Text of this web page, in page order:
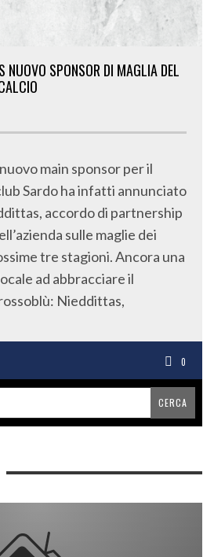
NUOVO SPONSOR DI MAGLIA DEL
main sponsor per il
Sardo ha infatti annunciato
accordo di partnership
sulle maglie dei
tre stagioni. Ancora una
ad abbracciare il
Nieddittas,
0